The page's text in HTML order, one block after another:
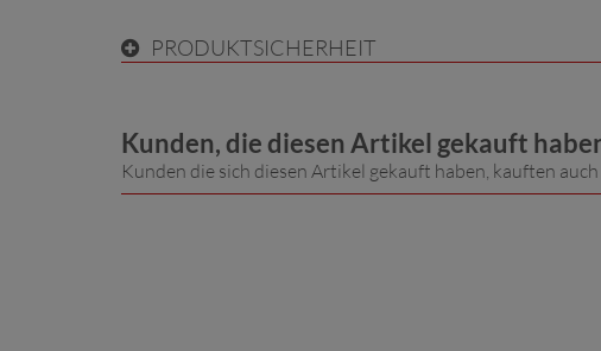
PRODUKTSICHERHEIT
Kunden, die diesen Artikel gekauft
Kunden die sich diesen Artikel gekauft haben, kauften